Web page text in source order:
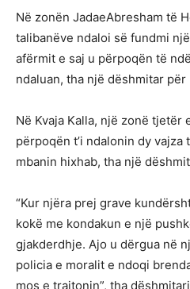
Në zonën JadaeAbresham të
talibanëve ndaloi së fundmi
afërmit e saj u përpoqën të
ndaluan, tha një dëshmitar për
Në Kvaja Kalla, një zonë tjetër
përpoqën t’i ndalonin dy vajza
mbanin hixhab, tha një
“Kur njëra prej grave
kokë me kondakun e një
gjakderdhje. Ajo u dërgua në
policia e moralit e ndoqi
mos e trajtonin”, tha